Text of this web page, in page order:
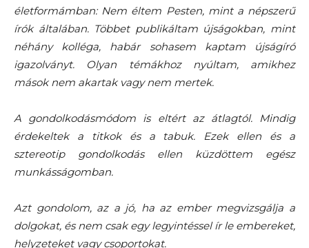
életformámban: Nem éltem Pesten, mint a népszerű
írók általában. Többet publikáltam újságokban, mint
néhány kolléga, habár sohasem kaptam újságíró
igazolványt. Olyan témákhoz nyúltam, amikhez
mások nem akartak vagy nem mertek.
A gondolkodásmódom is eltért az átlagtól. Mindig
érdekeltek a titkok és a tabuk. Ezek ellen és a
sztereotip gondolkodás ellen küzdöttem egész
munkásságomban.
Azt gondolom, az a jó, ha az ember megvizsgálja a
dolgokat, és nem csak egy legyintéssel ír le embereket,
helyzeteket vagy csoportokat.